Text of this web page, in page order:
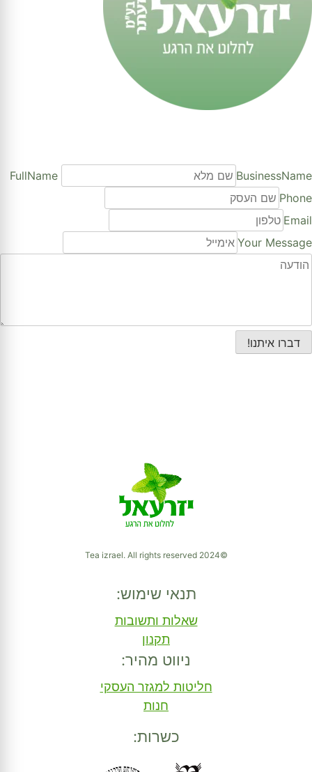
FullName
BusinessName
Phone
Email
Your Message
דברו איתנו!
©2024 Tea izrael. All rights reserved
תנאי שימוש:
שאלות ותשובות
תקנון
ניווט מהיר:
חליטות למגזר העסקי
חנות
כשרות: